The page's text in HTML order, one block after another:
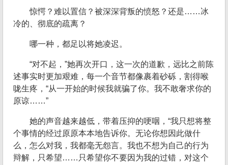
惊愕？难以置信？被深深背叛的愤怒？还是……冰
冷的、彻底的疏离？
哪一种，都足以将她凌迟。
“对不起，”她再次开口，这一次的道歉，远比之前陈
述事实时更加艰难，每一个音节都像裹着砂砾，割得喉
咙生疼，“从一开始的时候我就骗了你。我不敢奢求你的
原谅……”
她的声音越来越低，带着压抑的哽咽，“我只想将整
个事情的经过原原本本地告诉你。无论你想因此做什
么，怎么对我，我都毫无怨言。我也不想为自己的行为
辩解，只希望……只希望你不要因为我的过错，对这个